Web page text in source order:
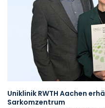
Uniklinik RWTH Aachen
Sarkomzentrum